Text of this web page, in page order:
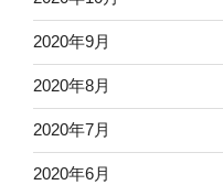
2020年9月
2020年8月
2020年7月
2020年6月